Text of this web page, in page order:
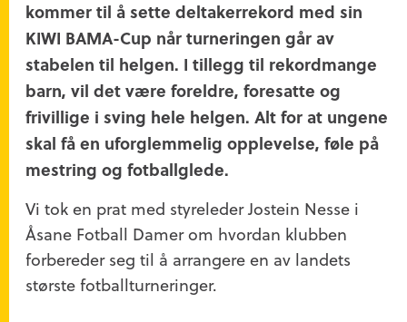
kommer til å sette deltakerrekord med sin
KIWI BAMA-Cup når turneringen går av
stabelen til helgen. I tillegg til rekordmange
barn, vil det være foreldre, foresatte og
frivillige i sving hele helgen. Alt for at ungene
skal få en uforglemmelig opplevelse, føle på
mestring og fotballglede.
Vi tok en prat med styreleder Jostein Nesse i
Åsane Fotball Damer om hvordan klubben
forbereder seg til å arrangere en av landets
største fotballturneringer.